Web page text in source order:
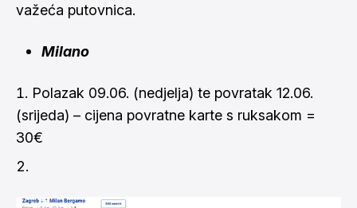
važeća putovnica.
Milano
Polazak 09.06. (nedjelja) te povratak 12.06.
(srijeda) – cijena povratne karte s ruksakom =
30€